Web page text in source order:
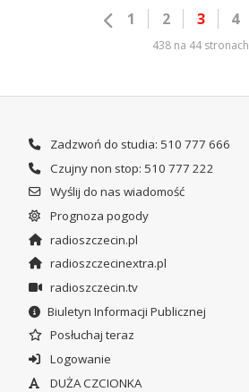
1 2 3 4
438 na 44 stronach
Zadzwoń do studia: 510 777 666
Czujny non stop: 510 777 222
Wyślij do nas wiadomość
Prognoza pogody
radioszczecin.pl
radioszczecinextra.pl
radioszczecin.tv
Biuletyn Informacji Publicznej
Posłuchaj teraz
Logowanie
DUŻA CZCIONKA